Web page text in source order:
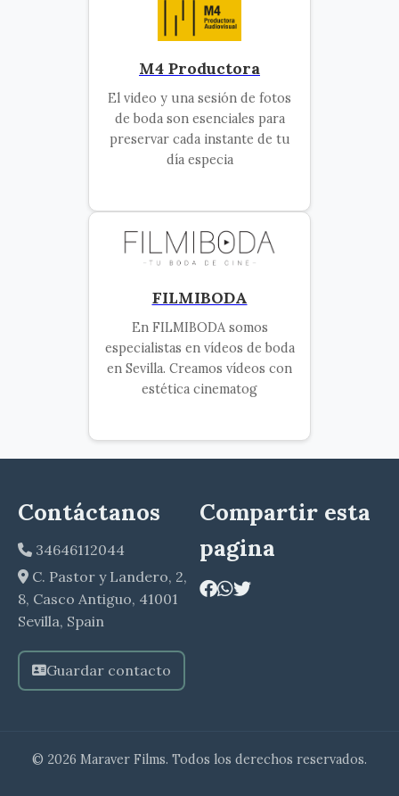
M4 Productora
El video y una sesión de fotos
de boda son esenciales para
preservar cada instante de tu
día especia
FILMIBODA
En FILMIBODA somos
especialistas en vídeos de boda
en Sevilla. Creamos vídeos con
estética cinematog
Contáctanos
34646112044
C. Pastor y Landero, 2,
8, Casco Antiguo, 41001
Sevilla, Spain
Guardar contacto
Compartir esta
pagina
© 2026 Maraver Films. Todos los derechos reservados.